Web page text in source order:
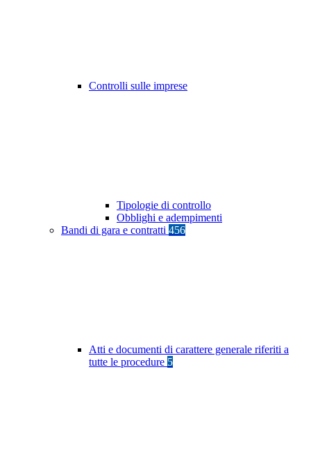
Controlli sulle imprese
Tipologie di controllo
Obblighi e adempimenti
Bandi di gara e contratti 456
Atti e documenti di carattere generale riferiti a
tutte le procedure 5